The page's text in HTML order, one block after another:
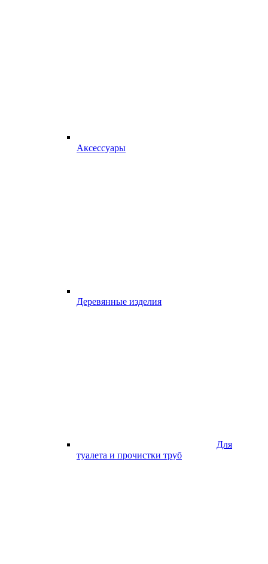
Аксессуары
Деревянные изделия
Для
туалета и прочистки труб